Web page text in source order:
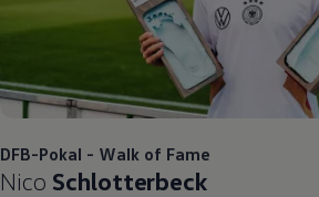
DFB-Pokal - Walk of Fame
Nico Schlotterbeck